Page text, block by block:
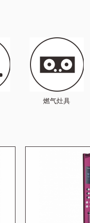
燃气灶具